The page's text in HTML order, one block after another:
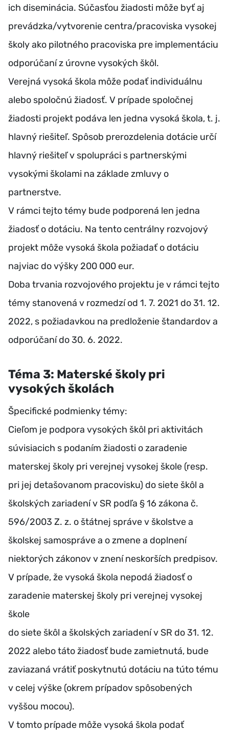
ich diseminácia. Súčasťou žiadosti môže byť aj
prevádzka/vytvorenie centra/pracoviska vysokej
školy ako pilotného pracoviska pre implementáciu
odporúčaní z úrovne vysokých škôl.
Verejná vysoká škola môže podať individuálnu
alebo spoločnú žiadosť. V prípade spoločnej
žiadosti projekt podáva len jedna vysoká škola, t. j.
hlavný riešiteľ. Spôsob prerozdelenia dotácie určí
hlavný riešiteľ v spolupráci s partnerskými
vysokými školami na základe zmluvy o
partnerstve.
V rámci tejto témy bude podporená len jedna
žiadosť o dotáciu. Na tento centrálny rozvojový
projekt môže vysoká škola požiadať o dotáciu
najviac do výšky 200 000 eur.
Doba trvania rozvojového projektu je v rámci tejto
témy stanovená v rozmedzí od 1. 7. 2021 do 31. 12.
2022, s požiadavkou na predloženie štandardov a
odporúčaní do 30. 6. 2022.
Téma 3: Materské školy pri
vysokých školách
Špecifické podmienky témy:
Cieľom je podpora vysokých škôl pri aktivitách
súvisiacich s podaním žiadosti o zaradenie
materskej školy pri verejnej vysokej škole (resp.
pri jej detašovanom pracovisku) do siete škôl a
školských zariadení v SR podľa § 16 zákona č.
596/2003 Z. z. o štátnej správe v školstve a
školskej samospráve a o zmene a doplnení
niektorých zákonov v znení neskorších predpisov.
V prípade, že vysoká škola nepodá žiadosť o
zaradenie materskej školy pri verejnej vysokej
škole
do siete škôl a školských zariadení v SR do 31. 12.
2022 alebo táto žiadosť bude zamietnutá, bude
zaviazaná vrátiť poskytnutú dotáciu na túto tému
v celej výške (okrem prípadov spôsobených
vyššou mocou).
V tomto prípade môže vysoká škola podať